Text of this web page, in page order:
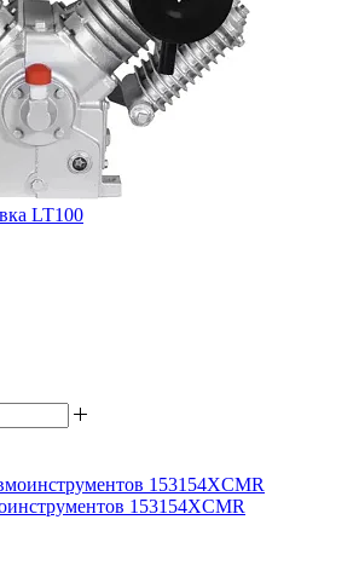
LT100
153154XCMR